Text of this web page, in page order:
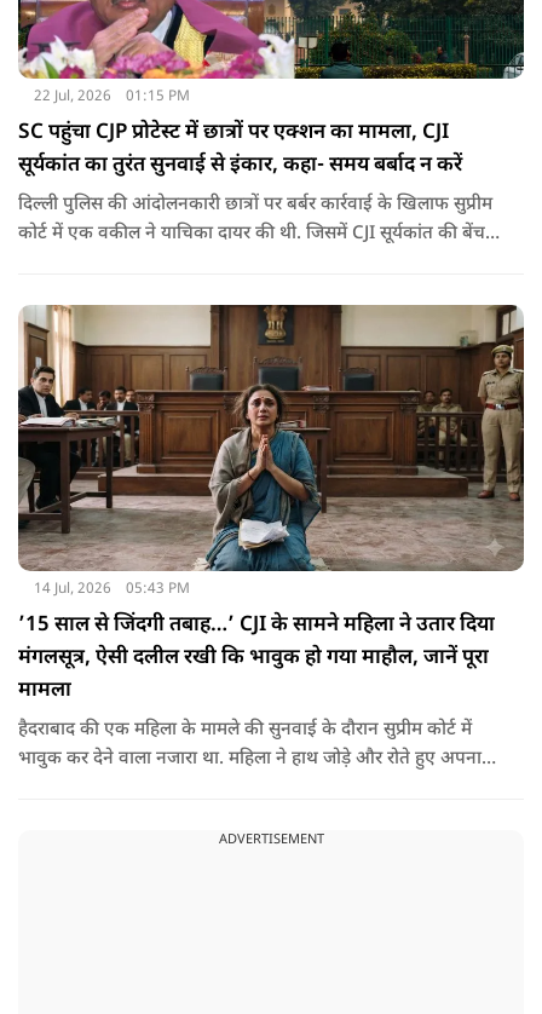
22 Jul, 2026 01:15 PM
SC पहुंचा CJP प्रोटेस्ट में छात्रों पर एक्शन का मामला, CJI
सूर्यकांत का तुरंत सुनवाई से इंकार, कहा- समय बर्बाद न करें
दिल्ली पुलिस की आंदोलनकारी छात्रों पर बर्बर कार्रवाई के खिलाफ सुप्रीम
कोर्ट में एक वकील ने याचिका दायर की थी. जिसमें CJI सूर्यकांत की बेंच
14 Jul, 2026 05:43 PM
’15 साल से जिंदगी तबाह…’ CJI के सामने महिला ने उतार दिया
मंगलसूत्र, ऐसी दलील रखी कि भावुक हो गया माहौल, जानें पूरा
मामला
हैदराबाद की एक महिला के मामले की सुनवाई के दौरान सुप्रीम कोर्ट में
भावुक कर देने वाला नजारा था. महिला ने हाथ जोड़े और रोते हुए अपना
ADVERTISEMENT